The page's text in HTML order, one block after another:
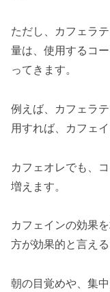
ただし、カフェラ
量は、使用するコ
ってきます。
例えば、カフェラ
用すれば、カフェ
カフェオレでも、
増えます。
カフェインの効果
方が効果的と言える
朝の目覚めや、集